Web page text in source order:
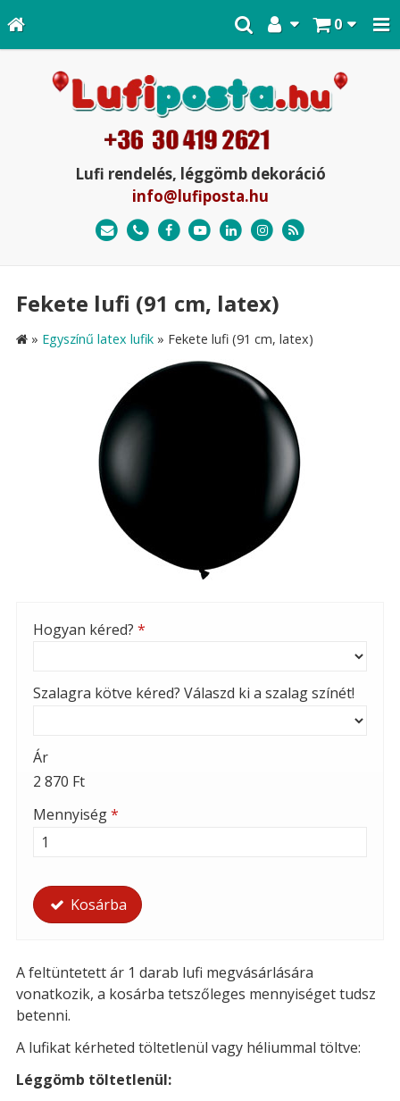
0
Lufi rendelés, léggömb dekoráció
info@lufiposta.hu
Fekete lufi (91 cm, latex)
» Egyszínű latex lufik » Fekete lufi (91 cm, latex)
Hogyan kéred? *
Szalagra kötve kéred? Válaszd ki a szalag színét!
Ár
2 870 Ft
Mennyiség*
Kosárba
A feltüntetett ár 1 darab lufi megvásárlására
vonatkozik, a kosárba tetszőleges mennyiséget tudsz
betenni.
A lufikat kérheted töltetlenül vagy héliummal töltve:
Léggömb töltetlenül: